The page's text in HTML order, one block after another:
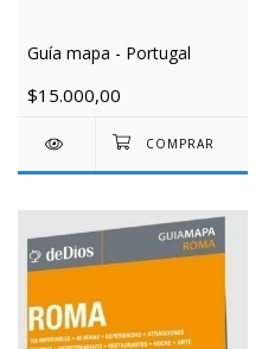
Guía mapa - Portugal
$15.000,00